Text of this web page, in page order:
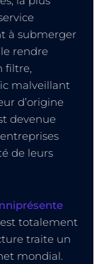
à submerger
rendre
filtre,
malveillant
d’origine
devenue
de leurs
totalement
traite un
mondial.